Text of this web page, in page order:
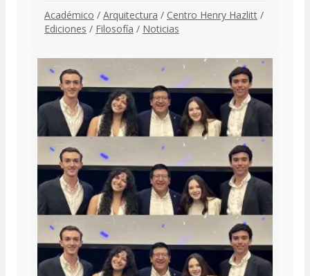
Académico / Arquitectura / Centro Henry Hazlitt /
Ediciones / Filosofía / Noticias